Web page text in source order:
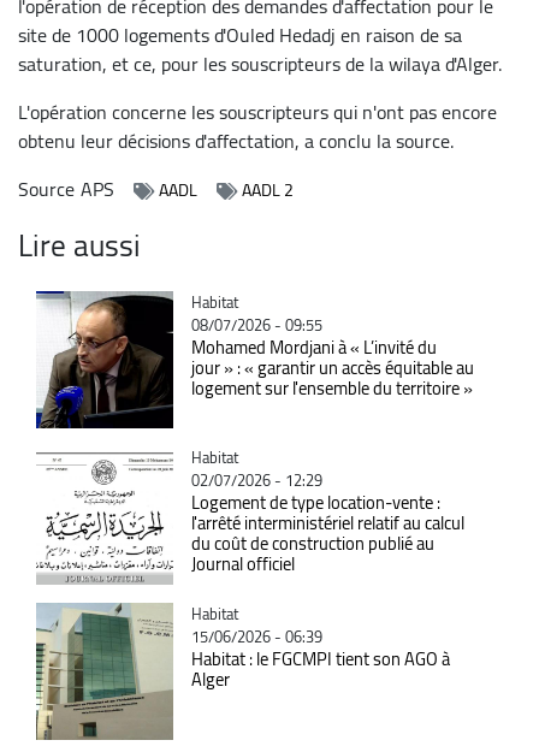
site de 1000 logements d'Ouled Hedadj en raison de sa
saturation, et ce, pour les souscripteurs de la wilaya d'Alger.
L'opération concerne les souscripteurs qui n'ont pas encore
obtenu leur décisions d'affectation, a conclu la source.
SourceAPS AADL AADL 2
Lire aussi
Catégorie
Habitat
08/07/2026 - 09:55
Mohamed Mordjani à « L’invité du
jour » : « garantir un accès équitable au
logement sur l'ensemble du territoire »
Catégorie
Habitat
02/07/2026 - 12:29
Logement de type location-vente :
l'arrêté interministériel relatif au calcul
du coût de construction publié au
Journal officiel
Catégorie
Habitat
15/06/2026 - 06:39
Habitat : le FGCMPI tient son AGO à
Alger